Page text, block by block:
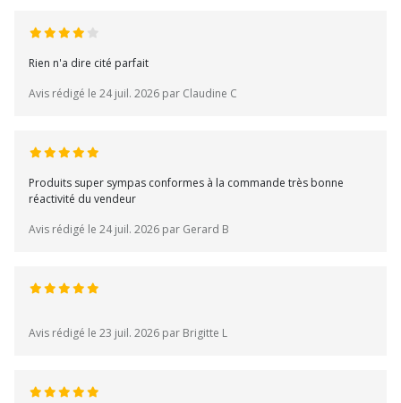
Rien n'a dire cité parfait
Avis rédigé le 24 juil. 2026 par Claudine C
Produits super sympas conformes à la commande très bonne
réactivité du vendeur
Avis rédigé le 24 juil. 2026 par Gerard B
Avis rédigé le 23 juil. 2026 par Brigitte L